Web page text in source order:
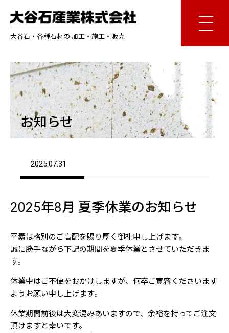
大谷石・各種石材の 加工・施工・販売
お知らせ
2025.07.31
2025年8月 夏季休業のお知らせ
平素は格別のご高配を賜り厚く御礼申し上げます。
誠に勝手ながら下記の期間を夏季休業とさせていただきま
す。
休業中はご不便をおかけしますが、何卒ご寛容くださいます
ようお願い申し上げます。
休業期間前後は大変混みあいますので、余裕を持ってご注文
頂けますと幸いです。